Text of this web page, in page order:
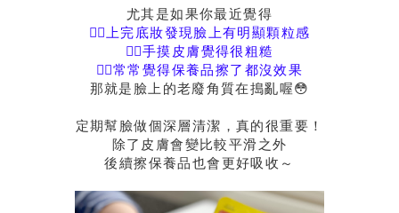
尤其是如果你最近覺得
👉🏻上完底妝發現臉上有明顯顆粒感
👉🏻手摸皮膚覺得很粗糙
👉🏻常常覺得保養品擦了都沒效果
那就是臉上的老廢角質在搗亂喔😳
定期幫臉做個深層清潔，真的很重要！
除了皮膚會變比較平滑之外
後續擦保養品也會更好吸收～